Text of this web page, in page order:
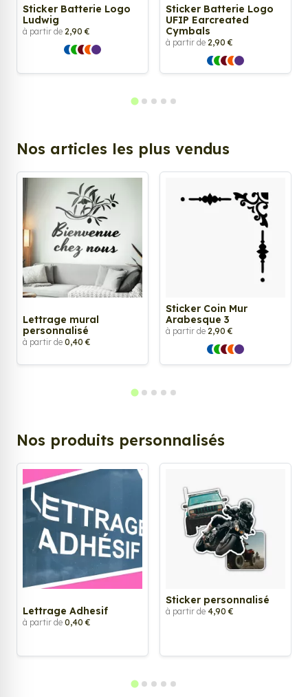
Sticker Batterie Logo
Ludwig
à partir de 2,90 €
Sticker Batterie Logo
UFIP Earcreated
Cymbals
à partir de 2,90 €
Nos articles les plus vendus
Lettrage mural
personnalisé
à partir de 0,40 €
Sticker Coin Mur
Arabesque 3
à partir de 2,90 €
Nos produits personnalisés
Lettrage Adhesif
à partir de 0,40 €
Sticker personnalisé
à partir de 4,90 €